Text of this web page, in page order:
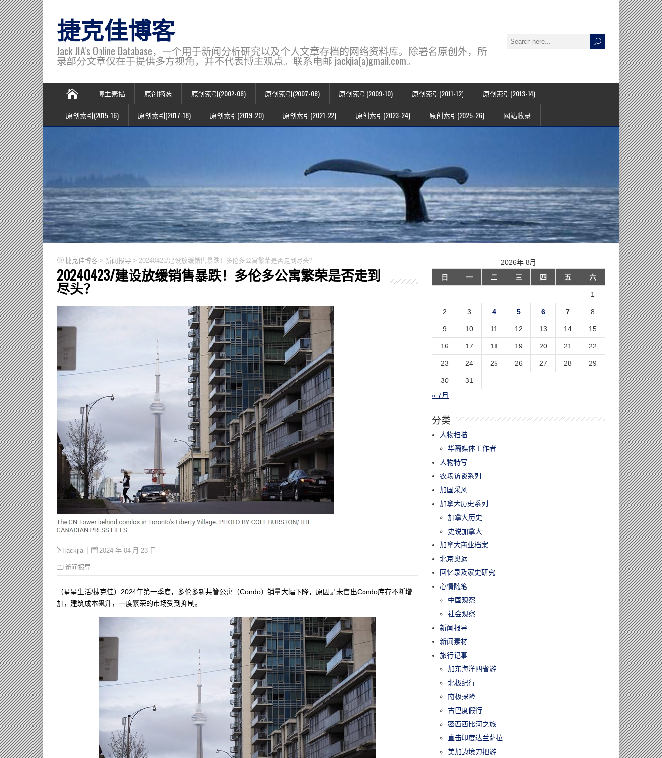
捷克佳博客
Jack JIA's Online Database，一个用于新闻分析研究以及个人文章存档的网络资料库。除署名原创外，所
录部分文章仅在于提供多方视角，并不代表博主观点。联系电邮 jackjia(a)gmail.com。
博主素描 原创摘选 原创索引(2002-06) 原创索引(2007-08) 原创索引(2009-10) 原创索引(2011-12) 原创索引(2013-14)
原创索引(2015-16) 原创索引(2017-18) 原创索引(2019-20) 原创索引(2021-22) 原创索引(2023-24) 原创索引(2025-26) 网站收录
捷克佳博客 > 新闻报导 > 20240423/建设放缓销售暴跌！多伦多公寓繁荣是否走到尽头？
20240423/建设放缓销售暴跌！多伦多公寓繁荣是否走到
尽头？
jackjia 2024 年 04 月 23 日
新闻报导
（星星生活/捷克佳）2024年第一季度，多伦多新共管公寓（Condo）销量大幅下降，原因是未售出Condo库存不断增
加，建筑成本飙升，一度繁荣的市场受到抑制。
2026年 8月
日
一 二 三 四 五 六
1
2 3 4 5 6 7 8
9 10 11 12 13 14 15
16 17 18 19 20 21 22
23 24 25 26 27 28 29
30
31
« 7月
分类
人物扫描
华裔媒体工作者
人物特写
农场访谈系列
加国采风
加拿大历史系列
加拿大历史
史说加拿大
加拿大商业档案
北京奥运
回忆录及家史研究
心情随笔
中国观察
社会观察
新闻报导
新闻素材
旅行记事
加东海洋四省游
北极纪行
南极探险
古巴度假行
密西西比河之旅
直击印度达兰萨拉
美加边境刀把游